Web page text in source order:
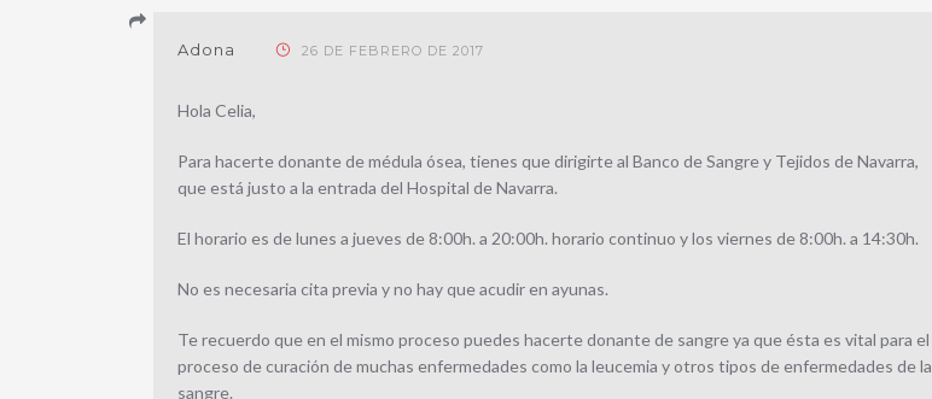
Adona 26 DE FEBRERO DE 2017
Hola Celia,
Para hacerte donante de médula ósea, tienes que dirigirte al Banco de Sangre y Tejidos de Navarra,
que está justo a la entrada del Hospital de Navarra.
El horario es de lunes a jueves de 8:00h. a 20:00h. horario continuo y los viernes de 8:00h. a 14:30h.
No es necesaria cita previa y no hay que acudir en ayunas.
Te recuerdo que en el mismo proceso puedes hacerte donante de sangre ya que ésta es vital para el
proceso de curación de muchas enfermedades como la leucemia y otros tipos de enfermedades de la
sangre.